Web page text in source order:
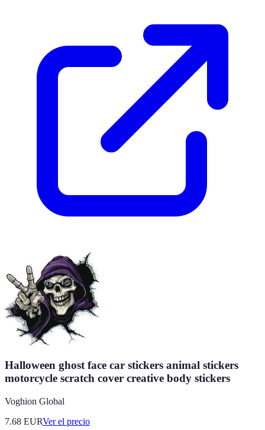
Halloween ghost face car stickers animal stickers
motorcycle scratch cover creative body stickers
Voghion Global
7.68 EURVer el precio